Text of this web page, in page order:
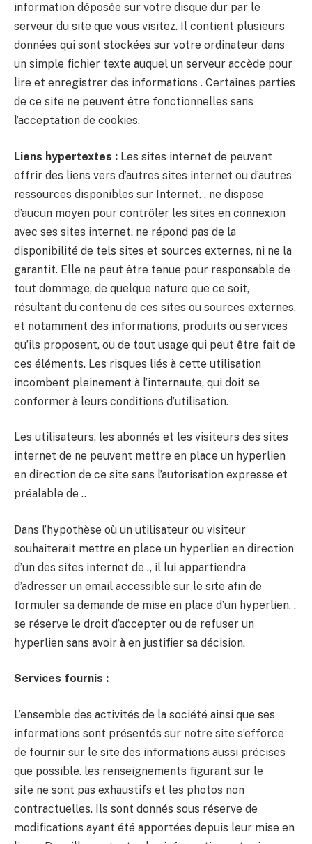
information déposée sur votre disque dur par le
serveur du site que vous visitez. Il contient plusieurs
données qui sont stockées sur votre ordinateur dans
un simple fichier texte auquel un serveur accède pour
lire et enregistrer des informations . Certaines parties
de ce site ne peuvent être fonctionnelles sans
l’acceptation de cookies.
Liens hypertextes : Les sites internet de peuvent
offrir des liens vers d’autres sites internet ou d’autres
ressources disponibles sur Internet. . ne dispose
d’aucun moyen pour contrôler les sites en connexion
avec ses sites internet. ne répond pas de la
disponibilité de tels sites et sources externes, ni ne la
garantit. Elle ne peut être tenue pour responsable de
tout dommage, de quelque nature que ce soit,
résultant du contenu de ces sites ou sources externes,
et notamment des informations, produits ou services
qu’ils proposent, ou de tout usage qui peut être fait de
ces éléments. Les risques liés à cette utilisation
incombent pleinement à l’internaute, qui doit se
conformer à leurs conditions d’utilisation.
Les utilisateurs, les abonnés et les visiteurs des sites
internet de ne peuvent mettre en place un hyperlien
en direction de ce site sans l’autorisation expresse et
préalable de ..
Dans l’hypothèse où un utilisateur ou visiteur
souhaiterait mettre en place un hyperlien en direction
d’un des sites internet de ., il lui appartiendra
d’adresser un email accessible sur le site afin de
formuler sa demande de mise en place d’un hyperlien. .
se réserve le droit d’accepter ou de refuser un
hyperlien sans avoir à en justifier sa décision.
Services fournis :
L’ensemble des activités de la société ainsi que ses
informations sont présentés sur notre site s’efforce
de fournir sur le site des informations aussi précises
que possible. les renseignements figurant sur le
site ne sont pas exhaustifs et les photos non
contractuelles. Ils sont donnés sous réserve de
modifications ayant été apportées depuis leur mise en